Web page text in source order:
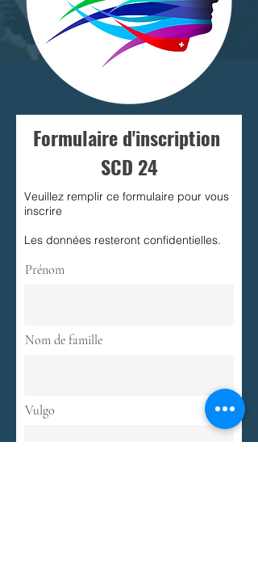
Formulaire d'inscription
SCD 24
Veuillez remplir ce formulaire pour vous
inscrire
Les données resteront confidentielles.
Prénom
Nom de famille
Vulgo